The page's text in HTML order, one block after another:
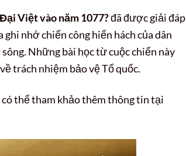
Việt vào năm 1077?đã được giải đáp
nhớ chiến công hiển hách của dân
Những bài học từ cuộc chiến này
trách nhiệm bảo vệ Tổ quốc.
thể tham khảo thêm thông tin tại